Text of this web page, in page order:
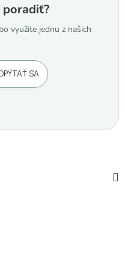
využite jednu z našich
SA